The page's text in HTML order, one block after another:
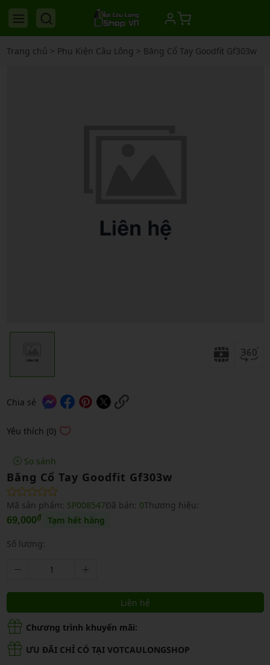
Trang chủ > Phụ Kiện Cầu Lông > Băng Cổ Tay Goodfit Gf303w
Chia sẻ
Yêu thích (0)
So sánh
Băng Cổ Tay Goodfit Gf303w
Mã sản phẩm: SP008547Đã bán: 0Thương hiệu:
69,000₫ Tạm hết hàng
Số lượng:
Liên hệ
Chương trình khuyến mãi:
ƯU ĐÃI CHỈ CÓ TẠI VOTCAULONGSHOP